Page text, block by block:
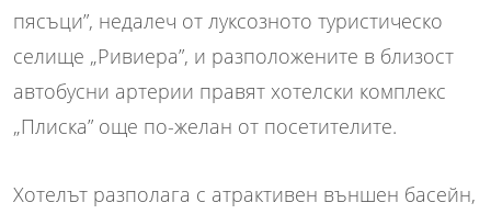
пясъци”, недалеч от луксозното туристическо
селище „Ривиера”, и разположените в близост
автобусни артерии правят хотелски комплекс
„Плиска” още по-желан от посетителите.
Хотелът разполага с атрактивен външен басейн,